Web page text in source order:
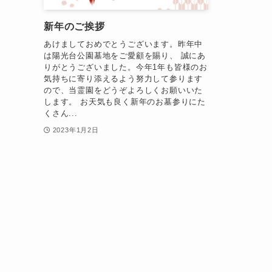
新年のご挨拶
あけましておめでとうございます。昨年中
は陽光台公園墓地をご愛顧を賜り、 誠にあ
りがとうございました。今年1年も皆様のお
気持ちに寄り添えるよう努力して参ります
ので、当霊園をどうぞよろしくお願いいた
します。 お天気も良く新年のお墓参りにた
くさん...
2023年1月2日